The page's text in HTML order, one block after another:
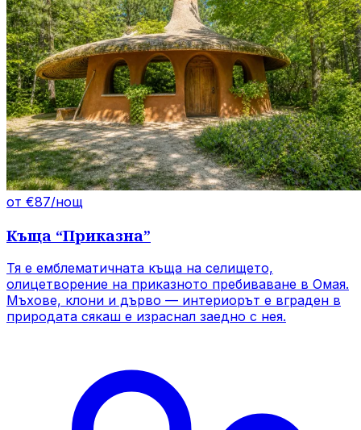
от €87/нощ
Къща “Приказна”
Тя е емблематичната къща на селището,
олицетворение на приказното пребиваване в Омая.
Мъхове, клони и дърво — интериорът е вграден в
природата сякаш е израснал заедно с нея.